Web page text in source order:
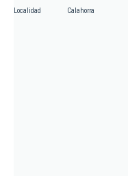
Localidad Calahorra